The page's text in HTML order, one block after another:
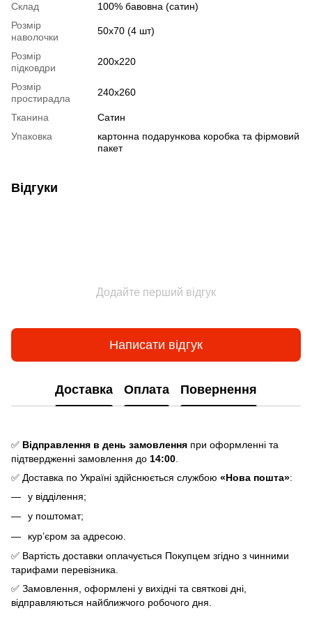
Склад
100% бавовна (сатин)
Розмір
наволочки
50х70 (4 шт)
Розмір
підковдри
200х220
Розмір
простирадла
240х260
Тканина
Сатин
Упаковка
картонна подарункова коробка та фірмовий
пакет
Відгуки
Додайте перший відгук
Написати відгук
Доставка Оплата Повернення
✅ Відправлення в день замовлення при оформленні та
підтвердженні замовлення до 14:00
✅ Доставка по Україні здійснюється службою «Нова пошта»:
у відділення;
у поштомат;
кур’єром за адресою.
✅ Вартість доставки оплачується Покупцем згідно з чинними
тарифами перевізника.
✅ Замовлення, оформлені у вихідні та святкові дні,
відправляються найближчого робочого дня.